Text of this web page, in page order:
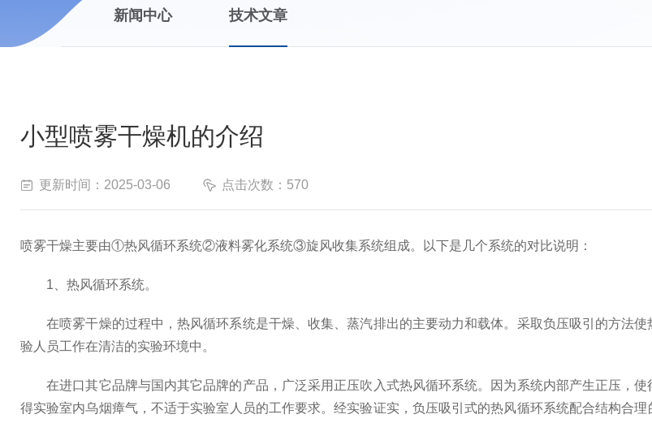
新闻中心 技术文章
小型喷雾干燥机的介绍
更新时间：2025-03-06 点击次数：570
喷雾干燥主要由①热风循环系统②液料雾化系统③旋风收集系统组成。以下是几个系统的对比说明：
1、热风循环系统。
在喷雾干燥的过程中，热风循环系统是干燥、收集、蒸汽排出的主要动力和载体。采取负压吸引的方法
验人员工作在清洁的实验环境中。
在进口其它品牌与国内其它品牌的产品，广泛采用正压吹入式热风循环系统。因为系统内部产生正压，
得实验室内乌烟瘴气，不适于实验室人员的工作要求。经实验证实，负压吸引式的热风循环系统配合结构合